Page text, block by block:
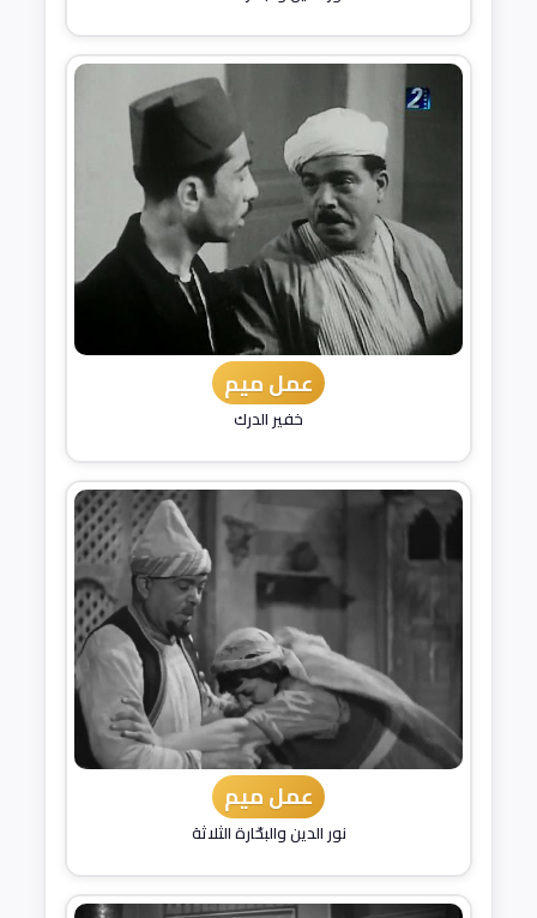
عمل ميم
خفير الدرك
عمل ميم
نور الدين والبحّارة الثلاثة